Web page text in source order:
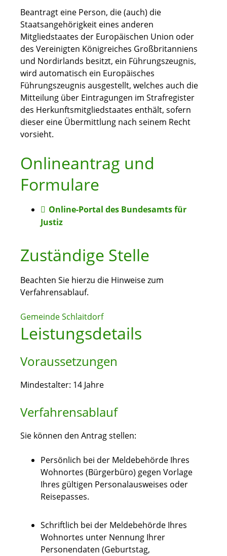
Beantragt eine Person, die (auch) die
Staatsangehörigkeit eines anderen
Mitgliedstaates der Europäischen Union oder
des Vereinigten Königreiches Großbritanniens
und Nordirlands besitzt, ein Führungszeugnis,
wird automatisch ein Europäisches
Führungszeugnis ausgestellt, welches auch die
Mitteilung über Eintragungen im Strafregister
des Herkunftsmitgliedstaates enthält, sofern
dieser eine Übermittlung nach seinem Recht
vorsieht.
Onlineantrag und
Formulare
Online-Portal des Bundesamts für
Justiz
Zuständige Stelle
Beachten Sie hierzu die Hinweise zum
Verfahrensablauf.
Gemeinde Schlaitdorf
Leistungsdetails
Voraussetzungen
Mindestalter: 14 Jahre
Verfahrensablauf
Sie können den Antrag stellen:
Persönlich bei der Meldebehörde Ihres
Wohnortes (Bürgerbüro) gegen Vorlage
Ihres gültigen Personalausweises oder
Reisepasses.
Schriftlich bei der Meldebehörde Ihres
Wohnortes unter Nennung Ihrer
Personendaten (Geburtstag,